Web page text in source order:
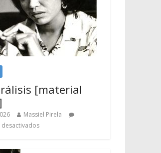
[material
Massiel Pirela